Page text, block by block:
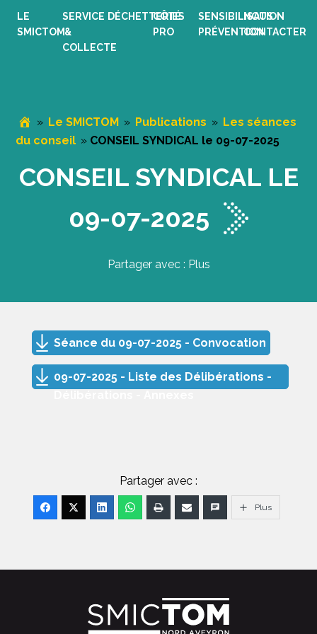
Passer
Passer
Passer
LE
SMICTOM
SERVICE
&
COLLECTE
DÉCHETTERIES
CÔTÉ
PRO
SENSIBILISATION
PRÉVENTION
NOUS
CONTACTER
» Le SMICTOM » Publications » Les séances
du conseil » CONSEIL SYNDICAL le 09-07-2025
CONSEIL SYNDICAL LE
09-07-2025
Partager avec : Plus
Séance du 09-07-2025 - Convocation
09-07-2025 - Liste des Délibérations -
Partager avec :
Plus
FOOTER